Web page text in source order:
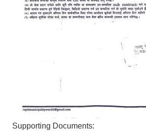
Supporting Documents: